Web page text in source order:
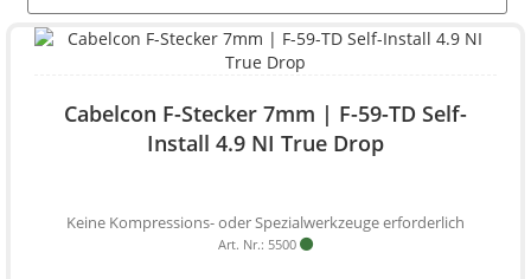
Cabelcon F-Stecker 7mm | F-59-TD Self-
Install 4.9 NI True Drop
Keine Kompressions- oder Spezialwerkzeuge erforderlich
Art. Nr.: 5500